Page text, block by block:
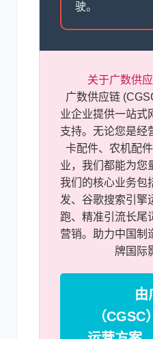
驶。
关于广数供
广数供应链
业企业提供一站式
支持。无论您是经
卡配件、农机配
业，我们都能为您
我们的核心业务包
发、谷歌搜索引擎
跑、精准引流长尾
营销。助力中国制
牌国际
由广
（
运营方案